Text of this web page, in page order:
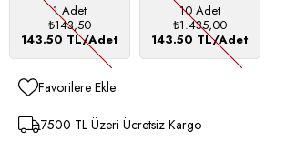
1 Adet
₺143,50
143.50 TL/Adet
10 Adet
₺1.435,00
143.50 TL/Adet
Favorilere Ekle
7500 TL Üzeri Ücretsiz Kargo